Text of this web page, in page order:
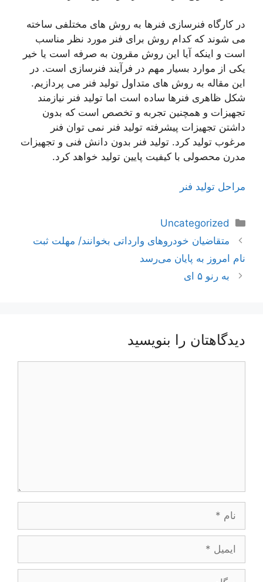
در کارگاه فنرسازی فنرها به روش های مختلفی ساخته
می شوند که کدام روش برای فنر مورد نظر مناسب
است و اینکه آیا این روش مقرون به صرفه است یا خیر
یکی از موارد بسیار مهم در فرآیند فنرسازی است. در
این مقاله به روش های متداول تولید فنر می پردازیم.
شکل ظاهری فنرها ساده است اما تولید فنر نیازمند
تجهیزات و همچنین تجربه و تخصص است که بدون
داشتن تجهیزات پیشرفته تولید فنر نمی توان فنر
مرغوب تولید کرد. تولید فنر بدون دانش فنی و تجهیزات
مدرن محصولی با کیفیت پایین تولید خواهد کرد.
مراحل تولید فنر
دسته‌ها
Uncategorized
ناوبری
نوشته‌ها
متقاضیان خودروهای وارداتی بخوانند/ مهلت ثبت
نام امروز به پایان می‌رسد
به رنو ۵ ای
دیدگاهتان را بنویسید
وبگاه